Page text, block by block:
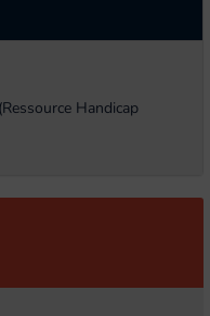
Handicap